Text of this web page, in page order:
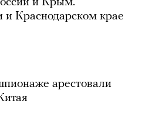
и Крым.
и Краснодарском крае
арестовали